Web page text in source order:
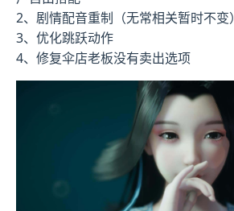
2、剧情配音重制（无常相关暂时不变）
3、优化跳跃动作
4、修复伞店老板没有卖出选项